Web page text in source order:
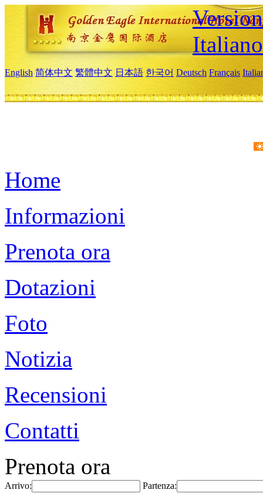
Italiano
English 简体中文 繁體中文 日本語 한국어 Deutsch Français
Home
Informazioni
Prenota ora
Dotazioni
Foto
Notizia
Recensioni
Contatti
Prenota ora
Arrivo: Partenza: